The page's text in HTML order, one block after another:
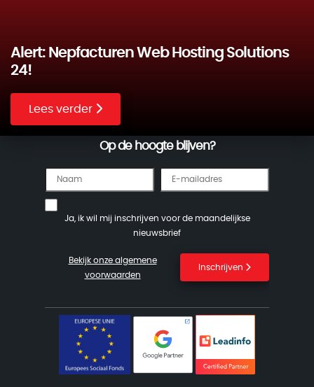
Alert: Nepfacturen Web Hosting Solutions
24!
Lees verder
Op de hoogte blijven?
Ja, ik wil mij inschrijven voor de maandelijkse
nieuwsbrief
Inschrijven
Bekijk onze algemene
voorwaarden